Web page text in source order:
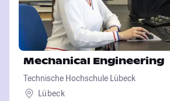
Mechanical Engineering
Technische Hochschule Lübeck
Lübeck